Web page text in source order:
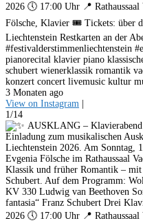
2026 🕔 17:00 Uhr 📍
Fölsche, Klavier 🎟️ Tickets: über
Liechtenstein Restkarten an der
#festivalderstimmenliechtenstein
pianorecital klavier piano
schubert wienerklassik romantik
konzert concert livemusic kultur
3 Monaten ago
View on Instagram
1/14